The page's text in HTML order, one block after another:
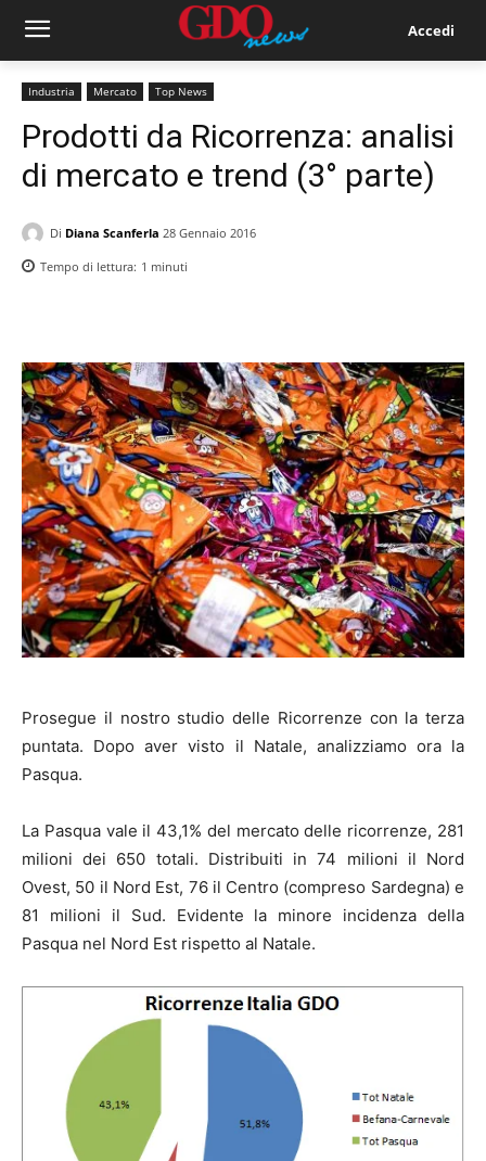
Accedi
Industria Mercato Top News
Prodotti da Ricorrenza: analisi
di mercato e trend (3° parte)
Di Diana Scanferla 28 Gennaio 2016
Tempo di lettura: 1 minuti
Prosegue il nostro studio delle Ricorrenze con la terza
puntata. Dopo aver visto il Natale, analizziamo ora la
Pasqua.
La Pasqua vale il 43,1% del mercato delle ricorrenze, 281
milioni dei 650 totali. Distribuiti in 74 milioni il Nord
Ovest, 50 il Nord Est, 76 il Centro (compreso Sardegna) e
81 milioni il Sud. Evidente la minore incidenza della
Pasqua nel Nord Est rispetto al Natale.